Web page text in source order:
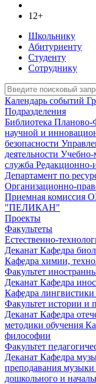
12+
Школьнику
Абитуриенту
Студенту
Сотруднику
Календарь событий
Подразделения
Библиотека Планово-
научной и
безопасности
деятельности Учебно-
служба Редакционно-
Департамент по
Организационно-
Приемная комиссия
"ПЕЛИКАН"
Проекты
Факультеты
Естественно-
Деканат Кафедра
Кафедра химии,
Факультет
Деканат Кафедра
Кафедра лингвистики
Факультет истории и
Деканат Кафедра
методики обучения
философии
Факультет
Деканат Кафедра
преподавания музыки
дошкольного и